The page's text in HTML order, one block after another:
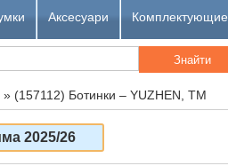
Аксесуари Комплектующие
» (157112) Ботинки – YUZHEN, TM
2025/26